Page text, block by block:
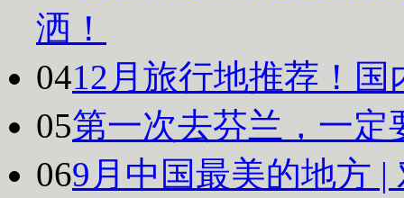
洒！
0412月旅行地推荐！
05第一次去芬兰，一定
069月中国最美的地方